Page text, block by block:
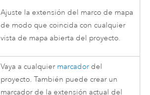
Ajuste la extensión del marco de mapa
de modo que coincida con cualquier
vista de mapa abierta del proyecto.
Vaya a cualquier marcador del
proyecto. También puede crear un
marcador de la extensión actual del